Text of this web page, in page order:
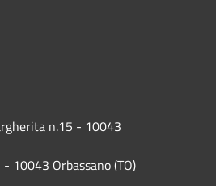
n.15 - 10043
10043 Orbassano (TO)